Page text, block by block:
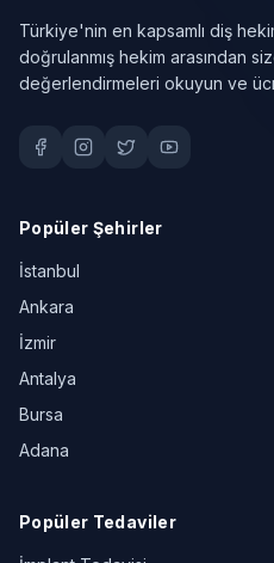
Türkiye'nin en kapsamlı diş
doğrulanmış hekim arasından
değerlendirmeleri okuyun ve
Popüler Şehirler
İstanbul
Ankara
İzmir
Antalya
Bursa
Adana
Popüler Tedaviler